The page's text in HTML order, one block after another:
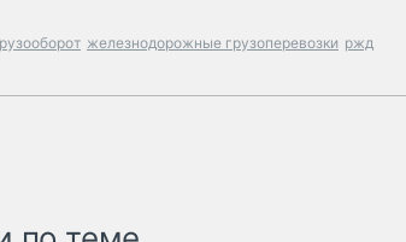
железнодорожные грузоперевозки ржд